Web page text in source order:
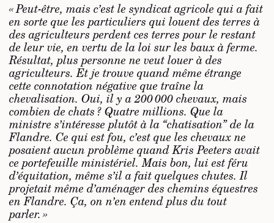
« Peut-être, mais c’est le syndicat agricole qui a fait
en sorte que les particuliers qui louent des terres à
des agriculteurs perdent ces terres pour le restant
de leur vie, en vertu de la loi sur les baux à ferme.
Résultat, plus personne ne veut louer à des
agriculteurs. Et je trouve quand même étrange
cette connotation négative que traîne la
chevalisation. Oui, il y a 200 000 chevaux, mais
combien de chats ? Quatre millions. Que la
ministre s’intéresse plutôt à la “chatisation” de la
Flandre. Ce qui est fou, c’est que les chevaux ne
posaient aucun problème quand Kris Peeters avait
ce portefeuille ministériel. Mais bon, lui est féru
d’équitation, même s’il a fait quelques chutes. Il
projetait même d’aménager des chemins équestres
en Flandre. Ça, on n’en entend plus du tout
parler. »